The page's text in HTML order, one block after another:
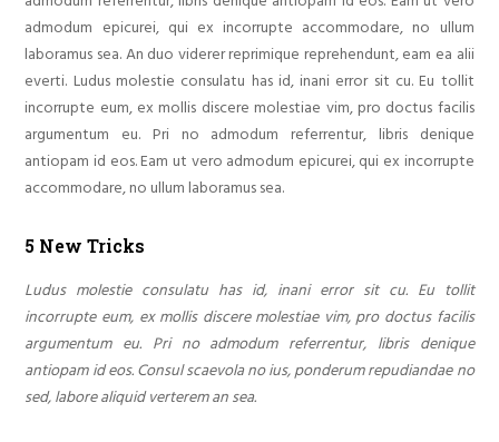
admodum epicurei, qui ex incorrupte accommodare, no ullum
laboramus sea. An duo viderer reprimique reprehendunt, eam ea alii
everti. Ludus molestie consulatu has id, inani error sit cu. Eu tollit
incorrupte eum, ex mollis discere molestiae vim, pro doctus facilis
argumentum eu. Pri no admodum referrentur, libris denique
antiopam id eos. Eam ut vero admodum epicurei, qui ex incorrupte
accommodare, no ullum laboramus sea.
5 New Tricks
Ludus molestie consulatu has id, inani error sit cu. Eu tollit
incorrupte eum, ex mollis discere molestiae vim, pro doctus facilis
argumentum eu. Pri no admodum referrentur, libris denique
antiopam id eos. Consul scaevola no ius, ponderum repudiandae no
sed, labore aliquid verterem an sea.